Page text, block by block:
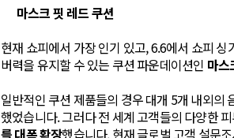
마스크 핏 레드 쿠션
현재 쇼피에서 가장 인기 있고, 6.6에서 쇼피
버력을 유지할 수 있는 쿠션 파운데이션인 마스
일반적인 쿠션 제품들의 경우 대개 5개 내외의
했었습니다. 그러다 전 세계 고객들의 다양한
를 대폭 확장했습니다. 현재 글로벌 고객 설문